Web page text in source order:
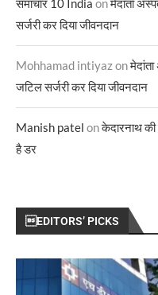
समाचार 10 India onमेदांता
सर्जरी कर दिया जीवनदान
Mohhamad intiyazon
जटिल सर्जरी कर दिया जीवनदान
Manish patel onकेदारनाथ की
है डर
EDITORS’ PICKS